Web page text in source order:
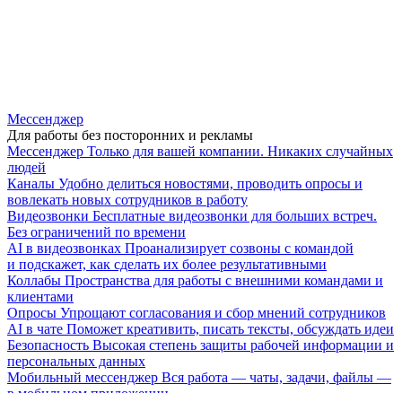
Мессенджер
Для работы без посторонних и рекламы
Мессенджер Только для вашей компании. Никаких случайных
людей
Каналы Удобно делиться новостями, проводить опросы и
вовлекать новых сотрудников в работу
Видеозвонки Бесплатные видеозвонки для больших встреч.
Без ограничений по времени
AI в видеозвонках Проанализирует созвоны с командой
и подскажет, как сделать их более результативными
Коллабы Пространства для работы с внешними командами и
клиентами
Опросы Упрощают согласования и сбор мнений сотрудников
AI в чате Поможет креативить, писать тексты, обсуждать идеи
Безопасность Высокая степень защиты рабочей информации и
персональных данных
Мобильный мессенджер Вся работа — чаты, задачи, файлы —